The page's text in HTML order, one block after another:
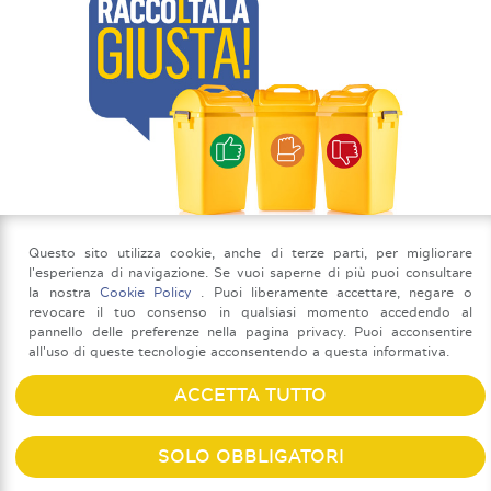
Raccolta differenziata
delle informazioni sulla plastica
Questo sito utilizza cookie, anche di terze parti, per migliorare
l'esperienza di navigazione. Se vuoi saperne di più puoi consultare
la nostra Cookie Policy
. Puoi liberamente accettare, negare o
revocare il tuo consenso in qualsiasi momento accedendo al
pannello delle preferenze nella pagina privacy. Puoi acconsentire
all'uso di queste tecnologie acconsentendo a questa informativa.
ACCETTA TUTTO
SOLO OBBLIGATORI